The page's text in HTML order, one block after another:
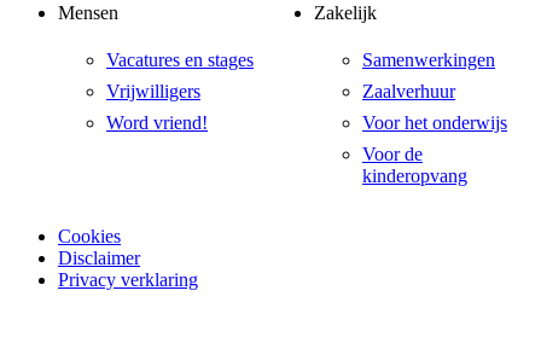
Mensen
Vacatures en stages
Vrijwilligers
Word vriend!
Zakelijk
Samenwerkingen
Zaalverhuur
Voor het onderwijs
Voor de
kinderopvang
Cookies
Disclaimer
Privacy verklaring